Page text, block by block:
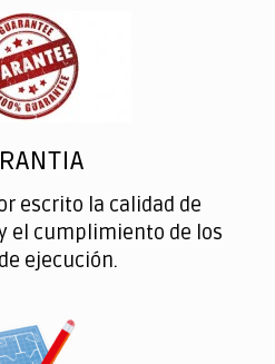
escrito la calidad de
el cumplimiento de los
ejecución.